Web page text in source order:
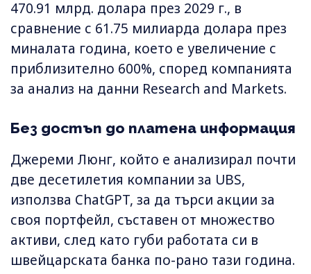
470.91 млрд. долара през 2029 г., в
сравнение с 61.75 милиарда долара през
миналата година, което е увеличение с
приблизително 600%, според компанията
за анализ на данни Research and Markets.
Без достъп до платена информация
Джереми Люнг, който е анализирал почти
две десетилетия компании за UBS,
използва ChatGPT, за да търси акции за
своя портфейл, съставен от множество
активи, след като губи работата си в
швейцарската банка по-рано тази година.